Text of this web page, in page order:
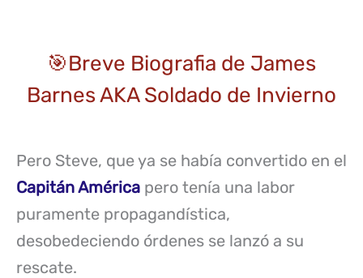
🎯Breve Biografia de James
Barnes AKA Soldado de Invierno
Pero Steve, que ya se había convertido en el
Capitán América pero tenía una labor
puramente propagandística,
desobedeciendo órdenes se lanzó a su
rescate.